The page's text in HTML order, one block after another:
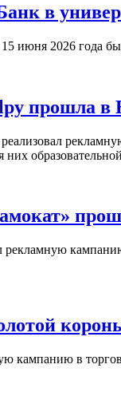
в
июня 2026 года
прошла в
кампанию в